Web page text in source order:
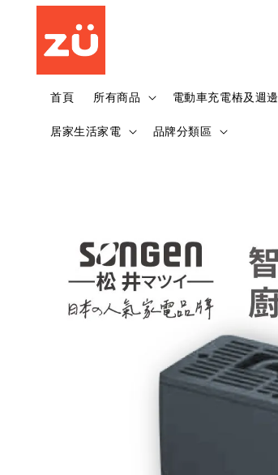
首頁 所有商品 電動車充電樁及週邊
居家生活家電 品牌分類區